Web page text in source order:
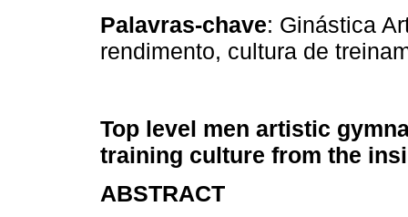
Palavras-chave: Ginástica
rendimento, cultura de
Top level men artistic
training culture from the
ABSTRACT